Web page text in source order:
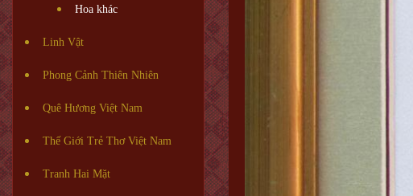
Hoa khác
Linh Vật
Phong Cảnh Thiên Nhiên
Quê Hương Việt Nam
Thế Giới Trẻ Thơ Việt Nam
Tranh Hai Mặt